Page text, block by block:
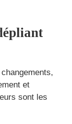
et
sont les